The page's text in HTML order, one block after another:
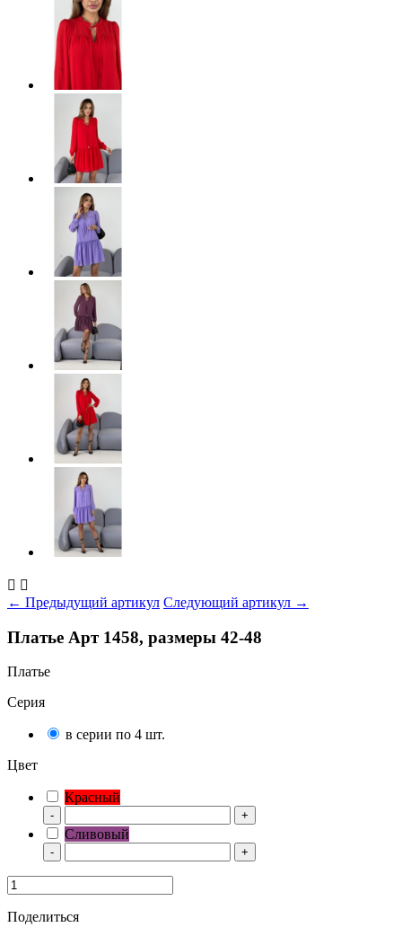
 
← Предыдущий артикул Следующий артикул →
Платье Арт 1458, размеры 42-48
Платье
Серия
в серии по 4 шт.
Цвет
Красный
- +
Сливовый
- +
Поделиться